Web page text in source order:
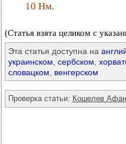
10 Нм.
(Статья взята целиком с
Эта статья доступна на
украинском сербском
словацком
венгерском
Проверка статьи: Кошелев